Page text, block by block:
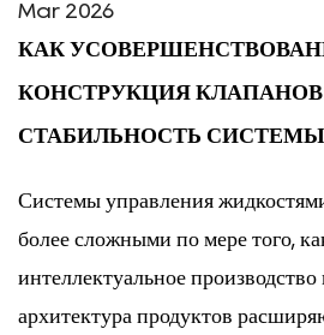
Mar 2026
КАК
КОНСТРУКЦИЯ
СТАБИЛЬНОСТЬ
Системы управления
более сложными по мере того,
интеллектуальное
архитектура продуктов